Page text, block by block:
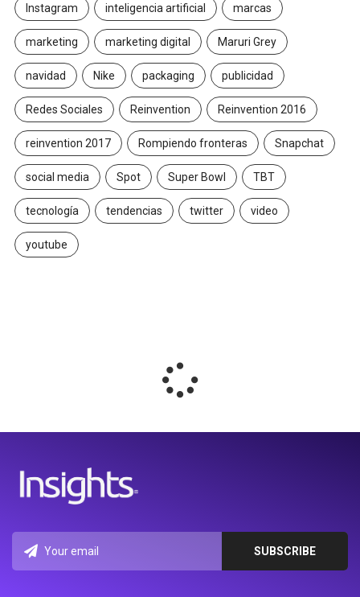
Instagram inteligencia artificial marcas
marketing marketing digital Maruri Grey
navidad Nike packaging publicidad
Redes Sociales Reinvention Reinvention 2016
reinvention 2017 Rompiendo fronteras Snapchat
social media Spot Super Bowl TBT
tecnología tendencias twitter video
youtube